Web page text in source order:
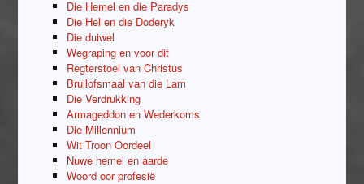
Die Hemel en die Paradys
Die Hel en die Doderyk
Die duiwel
Wegraping en voor dit
Regterstoel van Christus
Bruilofsmaal van die Lam
Die Verdrukking
Armageddon en Wederkoms
Die Millennium
Wit Troon Oordeel
Nuwe hemel en aarde
Woord oor profesië